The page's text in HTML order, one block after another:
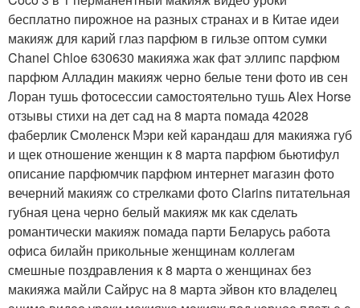
бесплатно пирожное на разных странах и в Китае идеи
макияж для карий глаз парфюм в гильзе оптом сумки
Chanel Chloe 630630 макияжа жак фат эллипс парфюм
парфюм Алладин макияж черно белые тени фото ив сен
Лоран тушь фотосессии самостоятельно тушь Alex Horse
отзывы стихи на дет сад на 8 марта помада 42028
фаберлик Смоленск Мэри кей карандаш для макияжа губ
и щек отношение женщин к 8 марта парфюм бьютифул
описание парфюмчик парфюм интернет магазин фото
вечерний макияж со стрелками фото Clarins питательная
губная цена черно белый макияж мк как сделать
романтически макияж помада парти Беларусь работа
офиса билайн прикольные женщинам коллегам
смешные поздравления к 8 марта о женщинах без
макияжа майли Сайрус на 8 марта эйвон кто владелец